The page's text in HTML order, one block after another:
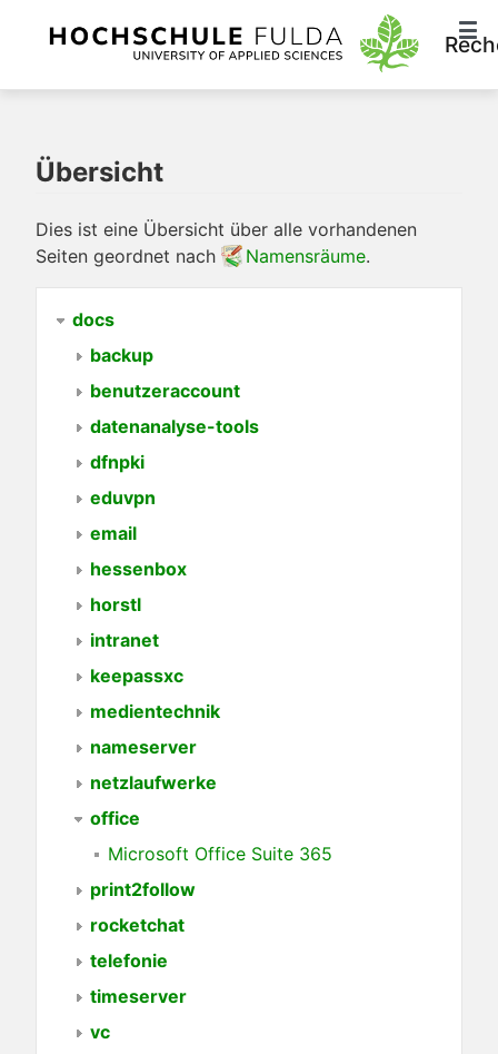
Übersicht
Dies ist eine Übersicht über alle vorhandenen
Seiten geordnet nach
Namensräume.
docs
backup
benutzeraccount
datenanalyse-tools
dfnpki
eduvpn
email
hessenbox
horstl
intranet
keepassxc
medientechnik
nameserver
netzlaufwerke
office
Microsoft Office Suite 365
print2follow
rocketchat
telefonie
timeserver
vc